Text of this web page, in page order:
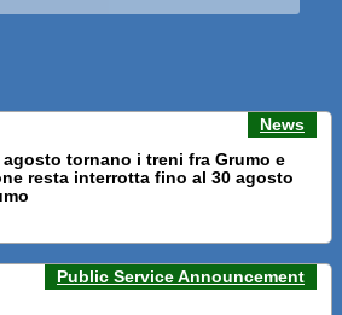
News
tornano i treni fra Grumo e
resta interrotta fino al 30 agosto
SERVIZI FALMAPS E LIVECHAT.
Next
Public Service Announcement